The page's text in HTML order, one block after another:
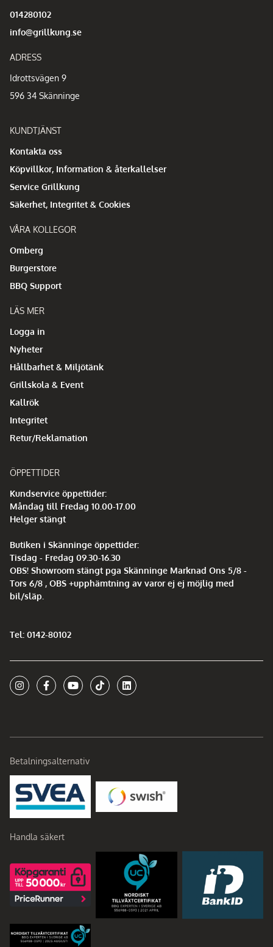
014280102
info@grillkung.se
ADRESS
Idrottsvägen 9
596 34 Skänninge
KUNDTJÄNST
Kontakta oss
Köpvillkor, Information & återkallelser
Service Grillkung
Säkerhet, Integritet & Cookies
VÅRA KOLLEGOR
Omberg
Burgerstore
BBQ Support
LÄS MER
Logga in
Nyheter
Hållbarhet & Miljötänk
Grillskola & Event
Kallrök
Integritet
Retur/Reklamation
ÖPPETTIDER
Kundservice öppettider:
Måndag till Fredag 10.00-17.00
Helger stängt
Butiken i Skänninge öppettider:
Tisdag - Fredag 09.30-16.30
OBS! Showroom stängt pga Skänninge Marknad Ons 5/8 -
Tors 6/8 , OBS +upphämtning av varor ej ej möjlig med
bil/släp.
Tel: 0142-80102
Betalningsalternativ
Handla säkert